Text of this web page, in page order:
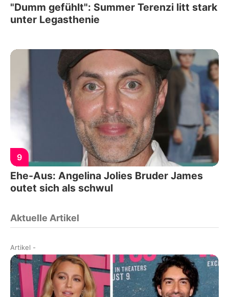
"Dumm gefühlt": Summer Terenzi litt stark
unter Legasthenie
9
Ehe-Aus: Angelina Jolies Bruder James
outet sich als schwul
Aktuelle Artikel
Artikel -